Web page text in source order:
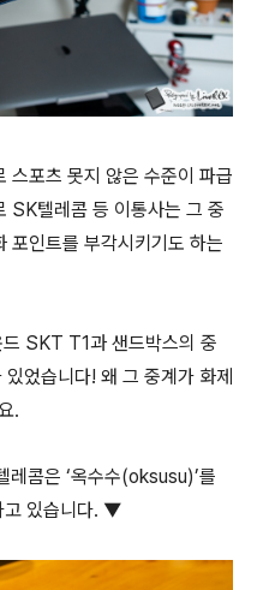
스포츠 못지 않은 수준이 파급
SK텔레콤 등 이통사는 그 중
포인트를 부각시키기도 하는
SKT T1과 샌드박스의 중
었습니다! 왜 그 중계가 화제
.
레콤은 ‘옥수수(oksusu)’를
고 있습니다. ▼